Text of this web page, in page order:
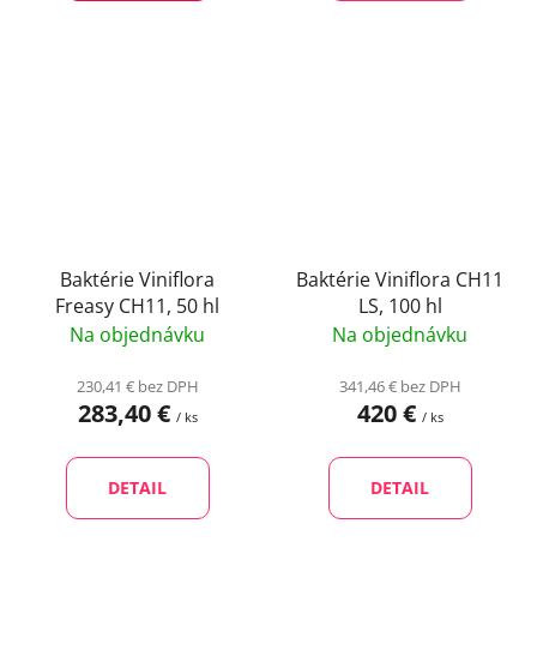
Baktérie Viniflora
Freasy CH11, 50 hl
Na objednávku
230,41 € bez DPH
283,40 € / ks
DETAIL
Baktérie Viniflora CH11
LS, 100 hl
Na objednávku
341,46 € bez DPH
420 € / ks
DETAIL